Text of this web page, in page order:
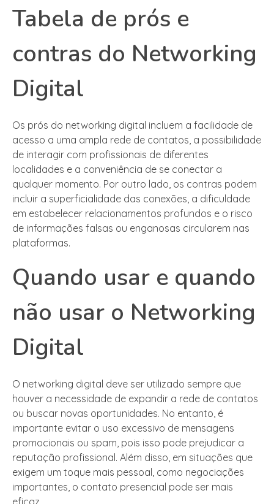
Tabela de prós e
contras do Networking
Digital
Os prós do networking digital incluem a facilidade de
acesso a uma ampla rede de contatos, a possibilidade
de interagir com profissionais de diferentes
localidades e a conveniência de se conectar a
qualquer momento. Por outro lado, os contras podem
incluir a superficialidade das conexões, a dificuldade
em estabelecer relacionamentos profundos e o risco
de informações falsas ou enganosas circularem nas
plataformas.
Quando usar e quando
não usar o Networking
Digital
O networking digital deve ser utilizado sempre que
houver a necessidade de expandir a rede de contatos
ou buscar novas oportunidades. No entanto, é
importante evitar o uso excessivo de mensagens
promocionais ou spam, pois isso pode prejudicar a
reputação profissional. Além disso, em situações que
exigem um toque mais pessoal, como negociações
importantes, o contato presencial pode ser mais
eficaz.